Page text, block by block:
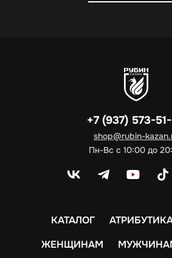
+7 (937) 573-
shop@rubin-
Пн-Вс с 10:00 до
КАТАЛОГ
ЖЕНЩИНАМ